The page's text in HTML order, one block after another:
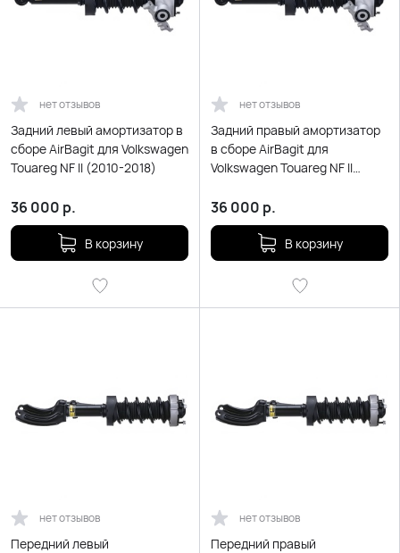
нет отзывов
Задний левый амортизатор в
сборе AirBagit для Volkswagen
Touareg NF II (2010-2018)
36 000 р.
В корзину
нет отзывов
Задний правый амортизатор
в сборе AirBagit для
Volkswagen Touareg NF II
36 000 р.
В корзину
нет отзывов
Передний левый
нет отзывов
Передний правый